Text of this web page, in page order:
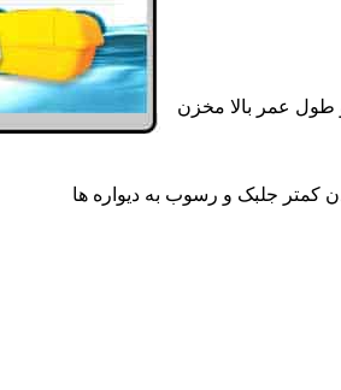
طول عمر بالا مخزن
کمتر جلبک و رسوب به دیواره ها